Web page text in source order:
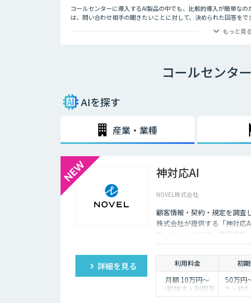
コールセンターに導入するAI製品の中でも、比較的導入が簡単な
は、問い合わせ相手の聞きたいことに対して、決められた回答を
ットできるようになった事例もあります。人手が必要な回答に注
題を解決できるので、顧客満足度も向上します。また、AIによる
性を維持することも期待できます。
AI・人工知能では対応できないような複雑な質問や、利用者の意図
有人チャットで継続対応を可能にする機能も重要です。専門スキ
門家との連携が、自動回答率を高めるサイクルを回します。また
テキスト化し、問い合わせ内容に対する回答候補をオペレーター
内容の候補や関連する資料を瞬時に画面に表示できるようになっ
もっと見る
コールセンタ
AIを探す
産業・業種
神対応AI
NOVEL株式会社
顧客情報・契約・規定を調査
株式会社が提供する「神対応
エージェントです。顧客情
し、自動送信か下書き止めか
詳細を見る 利用料金 初
月額 10万円〜
（税抜き・利用量
に応じて見積り）
50万円
き・約